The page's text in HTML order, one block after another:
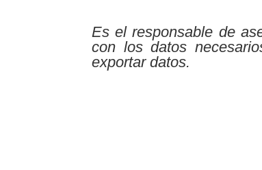
Es el responsable de
con los datos
exportar datos.